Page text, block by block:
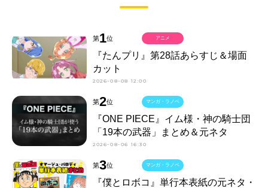
第1位
『たんプリ』第28話あらすじ＆場面
カット
2026-08-08 12:00
アニメ
第2位
『ONE PIECE』イム様・神の騎士団
「19本の武器」まとめ＆元ネタ
2026-08-06 16:30
マンガ・ラノベ
第3位
『僕とロボコ』単行本表紙の元ネタ・
マンガ・ラノベ